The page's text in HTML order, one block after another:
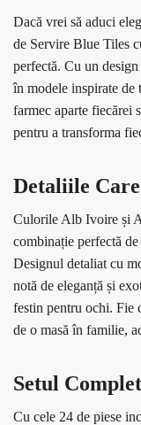
Dacă vrei să aduci
de Servire Blue Tiles
perfectă. Cu un
în modele inspirate de
farmec aparte fiecărei
pentru a transforma
Detaliile
Culorile Alb Ivoire și
combinație perfectă
Designul detaliat cu
notă de eleganță și
festin pentru ochi. Fie
de o masă în familie,
Setul
Cu cele 24 de piese